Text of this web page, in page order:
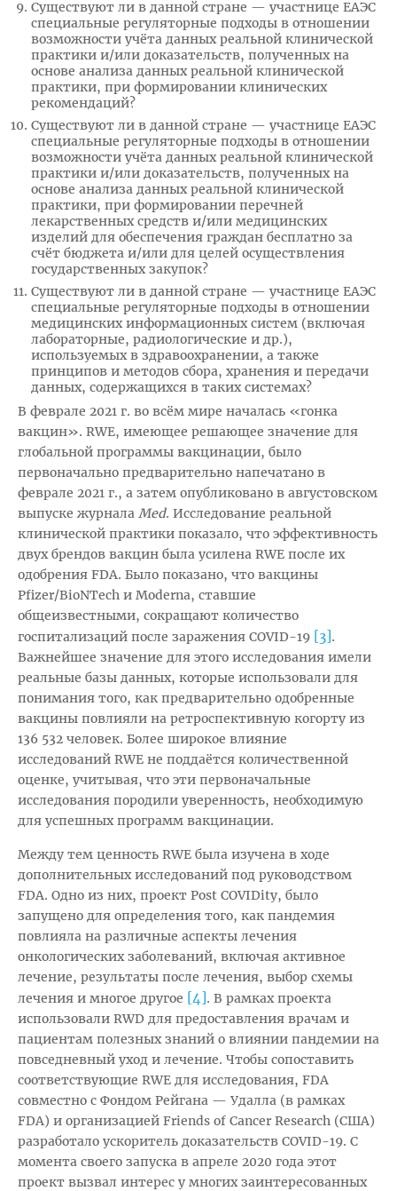
Существуют ли в данной стране — участнице ЕАЭС
специальные регуляторные подходы в отношении
возможности учёта данных реальной клинической
практики и/или доказательств, полученных на
основе анализа данных реальной клинической
практики, при формировании клинических
рекомендаций?
Существуют ли в данной стране — участнице ЕАЭС
специальные регуляторные подходы в отношении
возможности учёта данных реальной клинической
практики и/или доказательств, полученных на
основе анализа данных реальной клинической
практики, при формировании перечней
лекарственных средств и/или медицинских
изделий для обеспечения граждан бесплатно за
счёт бюджета и/или для целей осуществления
государственных закупок?
Существуют ли в данной стране — участнице ЕАЭС
специальные регуляторные подходы в отношении
медицинских информационных систем (включая
лабораторные, радиологические и др.),
используемых в здравоохранении, а также
принципов и методов сбора, хранения и передачи
данных, содержащихся в таких системах?
В феврале 2021 г. во всём мире началась «гонка
вакцин». RWE, имеющее решающее значение для
глобальной программы вакцинации, было
первоначально предварительно напечатано в
феврале 2021 г., а затем опубликовано в августовском
выпуске журнала Med. Исследование реальной
клинической практики показало, что эффективность
двух брендов вакцин была усилена RWE после их
одобрения FDA. Было показано, что вакцины
Pfizer/BioNTech и Moderna, ставшие
общеизвестными, сокращают количество
госпитализаций после заражения COVID-19 [3].
Важнейшее значение для этого исследования имели
реальные базы данных, которые использовали для
понимания того, как предварительно одобренные
вакцины повлияли на ретроспективную когорту из
136 532 человек. Более широкое влияние
исследований RWE не поддаётся количественной
оценке, учитывая, что эти первоначальные
исследования породили уверенность, необходимую
для успешных программ вакцинации.
Между тем ценность RWE была изучена в ходе
дополнительных исследований под руководством
FDA. Одно из них, проект Post COVIDity, было
запущено для определения того, как пандемия
повлияла на различные аспекты лечения
онкологических заболеваний, включая активное
лечение, результаты после лечения, выбор схемы
лечения и многое другое [4]. В рамках проекта
использовали RWD для предоставления врачам и
пациентам полезных знаний о влиянии пандемии на
повседневный уход и лечение. Чтобы сопоставить
соответствующие RWE для исследования, FDA
совместно с Фондом Рейгана — Удалла (в рамках
FDA) и организацией Friends of Cancer Research (США)
разработало ускоритель доказательств COVID-19. С
момента своего запуска в апреле 2020 года этот
проект вызвал интерес у многих заинтересованных